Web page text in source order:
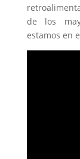
de los
estamos en